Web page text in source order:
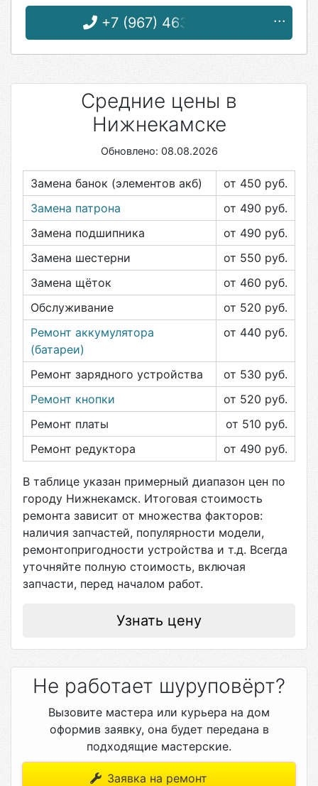
+7 (967) 463-09-31
Средние цены в
Нижнекамске
Обновлено: 08.08.2026
Замена банок (элементов акб) от 450 руб.
Замена патрона
от 490 руб.
Замена подшипника
от 490 руб.
Замена шестерни
от 550 руб.
Замена щёток
от 460 руб.
Обслуживание
от 520 руб.
Ремонт аккумулятора
(батареи)
от 440 руб.
Ремонт зарядного устройства от 530 руб.
Ремонт кнопки
от 520 руб.
Ремонт платы
от 510 руб.
Ремонт редуктора
от 490 руб.
В таблице указан примерный диапазон цен по
городу Нижнекамск. Итоговая стоимость
ремонта зависит от множества факторов:
наличия запчастей, популярности модели,
ремонтопригодности устройства и т.д. Всегда
уточняйте полную стоимость, включая
запчасти, перед началом работ.
Узнать цену
Не работает шуруповёрт?
Вызовите мастера или курьера на дом
оформив заявку, она будет передана в
подходящие мастерские.
Заявка на ремонт